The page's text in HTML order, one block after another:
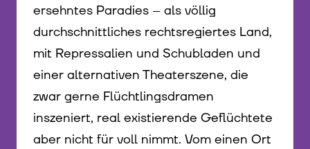
ersehntes Paradies – als völlig
durchschnittliches rechtsregiertes Land,
mit Repressalien und Schubladen und
einer alternativen Theaterszene, die
zwar gerne Flüchtlingsdramen
inszeniert, real existierende Geflüchtete
aber nicht für voll nimmt. Vom einen Ort